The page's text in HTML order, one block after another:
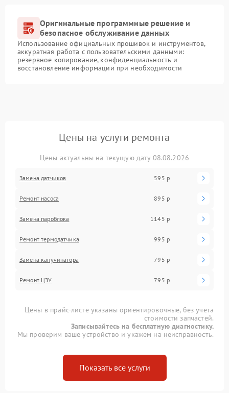
Оригинальные программные решение и
безопасное обслуживание данных
Использование официальных прошивок и инструментов,
аккуратная работа с пользовательскими данными:
резервное копирование, конфиденциальность и
восстановление информации при необходимости
Цены на услуги ремонта
Цены актуальны на текущую дату 08.08.2026
Замена датчиков 595 р
Ремонт насоса 895 р
Замена пароблока 1145 р
Ремонт термодатчика 995 р
Замена капучинатора 795 р
Ремонт ЦЗУ 795 р
Цены в прайс-листе указаны ориентировочные, без учета
стоимости запчастей.
Записывайтесь на бесплатную диагностику.
Мы проверим ваше устройство и укажем на неисправность.
Показать все услуги